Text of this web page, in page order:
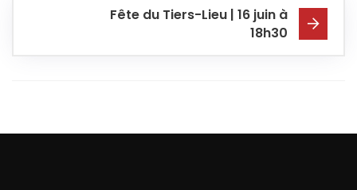
Fête du Tiers-Lieu | 16 juin à
18h30